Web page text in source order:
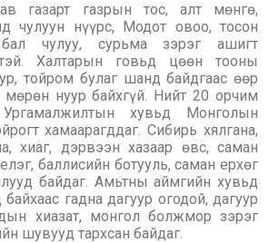
газарт газрын тос, алт мөнгө,
чулуун нүүрс, Модот овоо, тосон
чулуу, сурьма зэрэг ашигт
Халтарын говьд цөөн тооны
тойром булаг шанд байдгаас өөр
нуур байхгүй. Нийт 20 орчим
хувьд Монголын
хамаарагддаг. Сибирь хялгана,
хиаг, дэрвээн хазаар өвс, саман
баллисийн ботууль, саман ерхөг
байдаг. Амьтны аймгийн хувьд
гадна дагуур огодой, дагуур
хиазат, монгол болжмор зэрэг
шувууд тархсан байдаг.